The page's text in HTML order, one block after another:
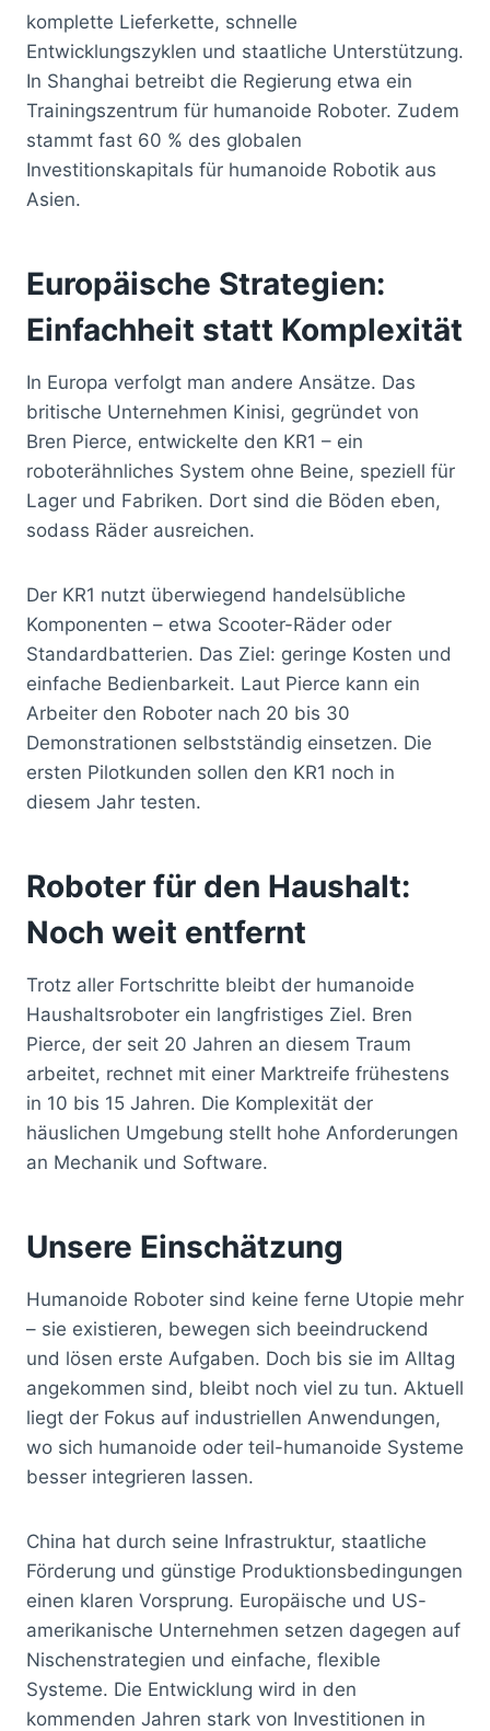
komplette Lieferkette, schnelle
Entwicklungszyklen und staatliche Unterstützung.
In Shanghai betreibt die Regierung etwa ein
Trainingszentrum für humanoide Roboter. Zudem
stammt fast 60 % des globalen
Investitionskapitals für humanoide Robotik aus
Asien.
Europäische Strategien:
Einfachheit statt Komplexität
In Europa verfolgt man andere Ansätze. Das
britische Unternehmen Kinisi, gegründet von
Bren Pierce, entwickelte den KR1 – ein
roboterähnliches System ohne Beine, speziell für
Lager und Fabriken. Dort sind die Böden eben,
sodass Räder ausreichen.
Der KR1 nutzt überwiegend handelsübliche
Komponenten – etwa Scooter-Räder oder
Standardbatterien. Das Ziel: geringe Kosten und
einfache Bedienbarkeit. Laut Pierce kann ein
Arbeiter den Roboter nach 20 bis 30
Demonstrationen selbstständig einsetzen. Die
ersten Pilotkunden sollen den KR1 noch in
diesem Jahr testen.
Roboter für den Haushalt:
Noch weit entfernt
Trotz aller Fortschritte bleibt der humanoide
Haushaltsroboter ein langfristiges Ziel. Bren
Pierce, der seit 20 Jahren an diesem Traum
arbeitet, rechnet mit einer Marktreife frühestens
in 10 bis 15 Jahren. Die Komplexität der
häuslichen Umgebung stellt hohe Anforderungen
an Mechanik und Software.
Unsere Einschätzung
Humanoide Roboter sind keine ferne Utopie mehr
– sie existieren, bewegen sich beeindruckend
und lösen erste Aufgaben. Doch bis sie im Alltag
angekommen sind, bleibt noch viel zu tun. Aktuell
liegt der Fokus auf industriellen Anwendungen,
wo sich humanoide oder teil-humanoide Systeme
besser integrieren lassen.
China hat durch seine Infrastruktur, staatliche
Förderung und günstige Produktionsbedingungen
einen klaren Vorsprung. Europäische und US-
amerikanische Unternehmen setzen dagegen auf
Nischenstrategien und einfache, flexible
Systeme. Die Entwicklung wird in den
kommenden Jahren stark von Investitionen in